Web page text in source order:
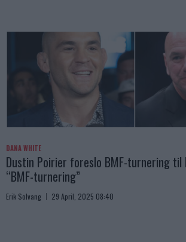
DANA WHITE
Dustin Poirier foreslo BMF-turnering til
“BMF-turnering”
Erik Solvang 29 April, 2025 08:40